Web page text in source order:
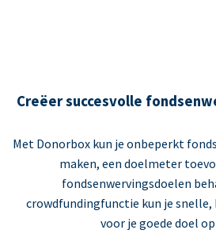
Creëer succesvolle
Met Donorbox kun je onbeperkt
maken, een doelmeter
fondsenwervingsdoelen
crowdfundingfunctie kun je snelle,
voor je goede doel